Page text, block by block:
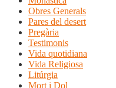
Obres Generals
Pares del desert
Pregària
Testimonis
Vida quotidiana
Vida Religiosa
Litúrgia
Mort i Dol